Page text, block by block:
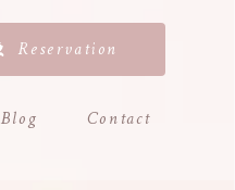
Reservation
Blog Contact